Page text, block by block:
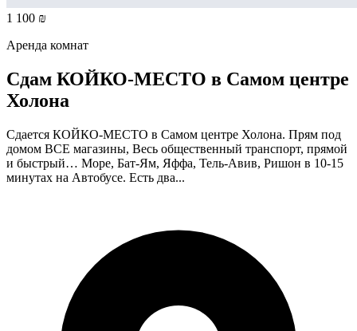
1 100 ₪
Аренда комнат
Сдам КОЙКО-МЕСТО в Самом центре
Холона
Сдается КОЙКО-МЕСТО в Самом центре Холона. Прям под
домом ВСЕ магазины, Весь общественный транспорт, прямой
и быстрый… Море, Бат-Ям, Яффа, Тель-Авив, Ришон в 10-15
минутах на Автобусе. Есть два...